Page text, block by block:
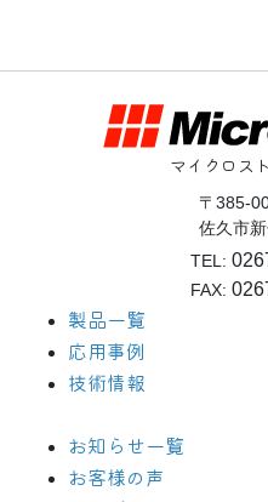
マイクロス
〒385-
佐久市
TEL:
FAX:
製品一覧
応用事例
技術情報
お知らせ一覧
お客様の声